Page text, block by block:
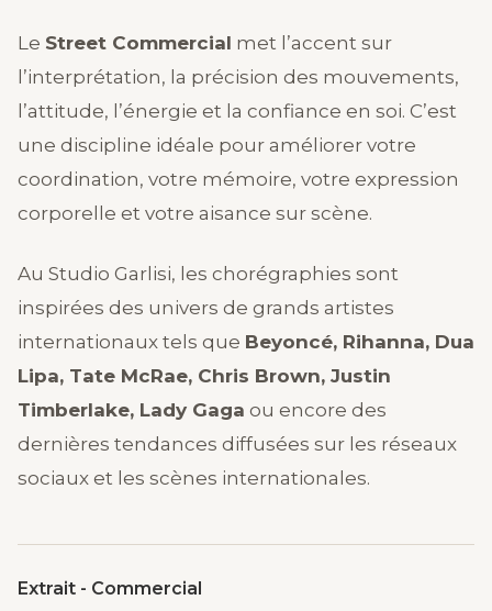
Le Street Commercial met l’accent sur
l’interprétation, la précision des mouvements,
l’attitude, l’énergie et la confiance en soi. C’est
une discipline idéale pour améliorer votre
coordination, votre mémoire, votre expression
corporelle et votre aisance sur scène.
Au Studio Garlisi, les chorégraphies sont
inspirées des univers de grands artistes
internationaux tels que Beyoncé, Rihanna, Dua
Lipa, Tate McRae, Chris Brown, Justin
Timberlake, Lady Gaga ou encore des
dernières tendances diffusées sur les réseaux
sociaux et les scènes internationales.
Extrait - Commercial